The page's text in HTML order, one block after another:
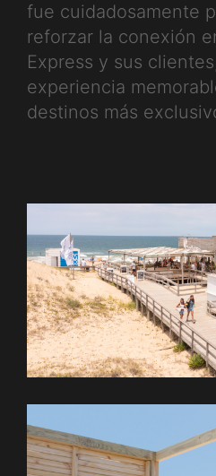
fue cuidadosamente
reforzar la conexión
Express y sus
experiencia
destinos más